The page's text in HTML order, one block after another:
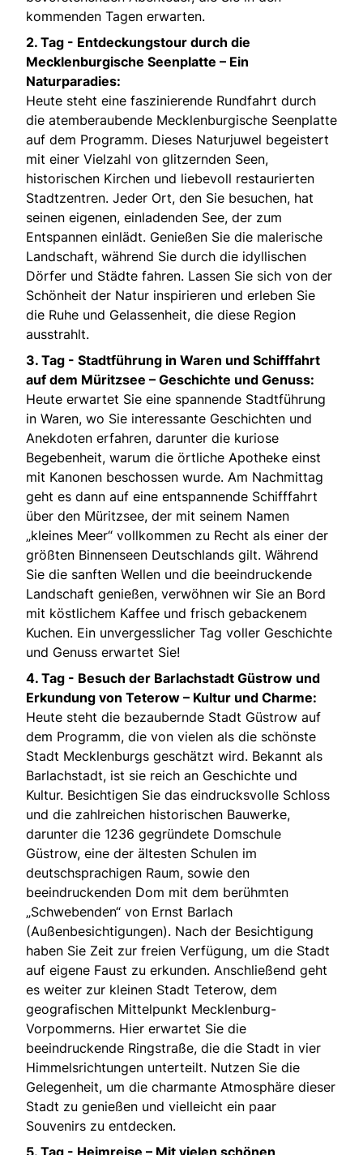
kommenden Tagen erwarten.
2. Tag - Entdeckungstour durch die
Mecklenburgische Seenplatte – Ein
Naturparadies:
Heute steht eine faszinierende Rundfahrt durch
die atemberaubende Mecklenburgische Seenplatte
auf dem Programm. Dieses Naturjuwel begeistert
mit einer Vielzahl von glitzernden Seen,
historischen Kirchen und liebevoll restaurierten
Stadtzentren. Jeder Ort, den Sie besuchen, hat
seinen eigenen, einladenden See, der zum
Entspannen einlädt. Genießen Sie die malerische
Landschaft, während Sie durch die idyllischen
Dörfer und Städte fahren. Lassen Sie sich von der
Schönheit der Natur inspirieren und erleben Sie
die Ruhe und Gelassenheit, die diese Region
ausstrahlt.
3. Tag - Stadtführung in Waren und Schifffahrt
auf dem Müritzsee – Geschichte und Genuss:
Heute erwartet Sie eine spannende Stadtführung
in Waren, wo Sie interessante Geschichten und
Anekdoten erfahren, darunter die kuriose
Begebenheit, warum die örtliche Apotheke einst
mit Kanonen beschossen wurde. Am Nachmittag
geht es dann auf eine entspannende Schifffahrt
über den Müritzsee, der mit seinem Namen
„kleines Meer“ vollkommen zu Recht als einer der
größten Binnenseen Deutschlands gilt. Während
Sie die sanften Wellen und die beeindruckende
Landschaft genießen, verwöhnen wir Sie an Bord
mit köstlichem Kaffee und frisch gebackenem
Kuchen. Ein unvergesslicher Tag voller Geschichte
und Genuss erwartet Sie!
4. Tag - Besuch der Barlachstadt Güstrow und
Erkundung von Teterow – Kultur und Charme:
Heute steht die bezaubernde Stadt Güstrow auf
dem Programm, die von vielen als die schönste
Stadt Mecklenburgs geschätzt wird. Bekannt als
Barlachstadt, ist sie reich an Geschichte und
Kultur. Besichtigen Sie das eindrucksvolle Schloss
und die zahlreichen historischen Bauwerke,
darunter die 1236 gegründete Domschule
Güstrow, eine der ältesten Schulen im
deutschsprachigen Raum, sowie den
beeindruckenden Dom mit dem berühmten
„Schwebenden“ von Ernst Barlach
(Außenbesichtigungen). Nach der Besichtigung
haben Sie Zeit zur freien Verfügung, um die Stadt
auf eigene Faust zu erkunden. Anschließend geht
es weiter zur kleinen Stadt Teterow, dem
geografischen Mittelpunkt Mecklenburg-
Vorpommerns. Hier erwartet Sie die
beeindruckende Ringstraße, die die Stadt in vier
Himmelsrichtungen unterteilt. Nutzen Sie die
Gelegenheit, um die charmante Atmosphäre dieser
Stadt zu genießen und vielleicht ein paar
Souvenirs zu entdecken.
5. Tag - Heimreise – Mit vielen schönen